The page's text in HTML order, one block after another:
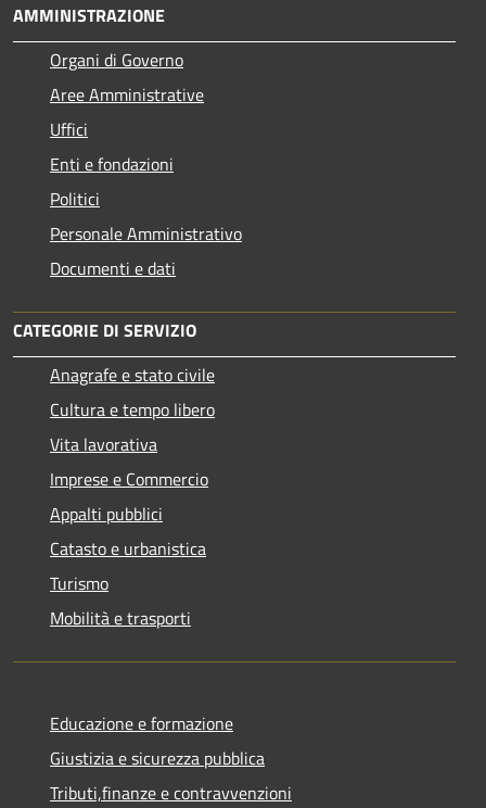
AMMINISTRAZIONE
Organi di Governo
Aree Amministrative
Uffici
Enti e fondazioni
Politici
Personale Amministrativo
Documenti e dati
CATEGORIE DI SERVIZIO
Anagrafe e stato civile
Cultura e tempo libero
Vita lavorativa
Imprese e Commercio
Appalti pubblici
Catasto e urbanistica
Turismo
Mobilità e trasporti
Educazione e formazione
Giustizia e sicurezza pubblica
Tributi,finanze e contravvenzioni